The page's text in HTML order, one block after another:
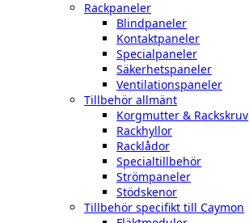
Rackpaneler
Blindpaneler
Kontaktpaneler
Specialpaneler
Säkerhetspaneler
Ventilationspaneler
Tillbehör allmänt
Korgmutter & Rackskruv
Rackhyllor
Racklådor
Specialtillbehör
Strömpaneler
Stödskenor
Tillbehör specifikt till Caymon